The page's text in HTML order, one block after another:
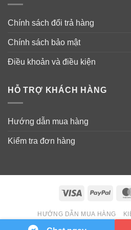
Chính sách đổi trả hàng
Chính sách bảo mật
Điều khoản và điều kiện
HỖ TRỢ KHÁCH HÀNG
Hướng dẫn mua hàng
Kiểm tra đơn hàng
Visa PayPal
HƯỚNG DẪN MUA HÀNG
Copyright 2026 ©